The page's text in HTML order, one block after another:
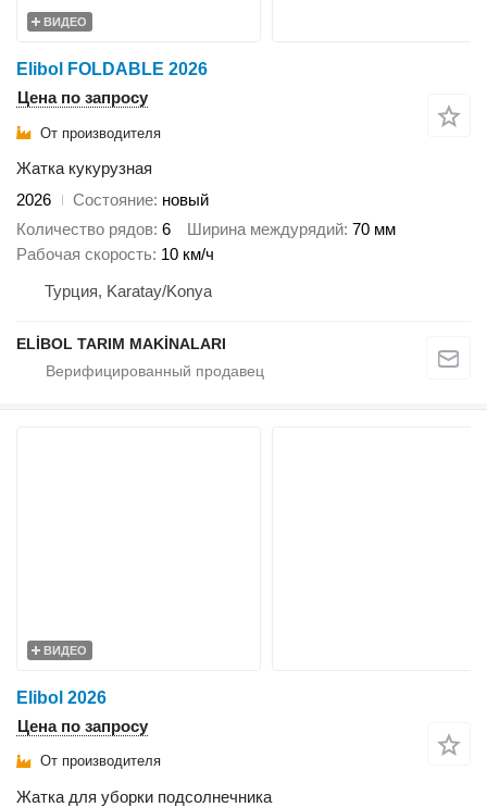
ВИДЕО
Elibol FOLDABLE 2026
Цена по запросу
От производителя
Жатка кукурузная
2026
Состояние новый
Количество рядов 6 Ширина междурядий 70 мм
Рабочая скорость 10 км/ч
Турция, Karatay/Konya
ELİBOL TARIM MAKİNALARI
ВИДЕО
Elibol 2026
Цена по запросу
От производителя
Жатка для уборки подсолнечника